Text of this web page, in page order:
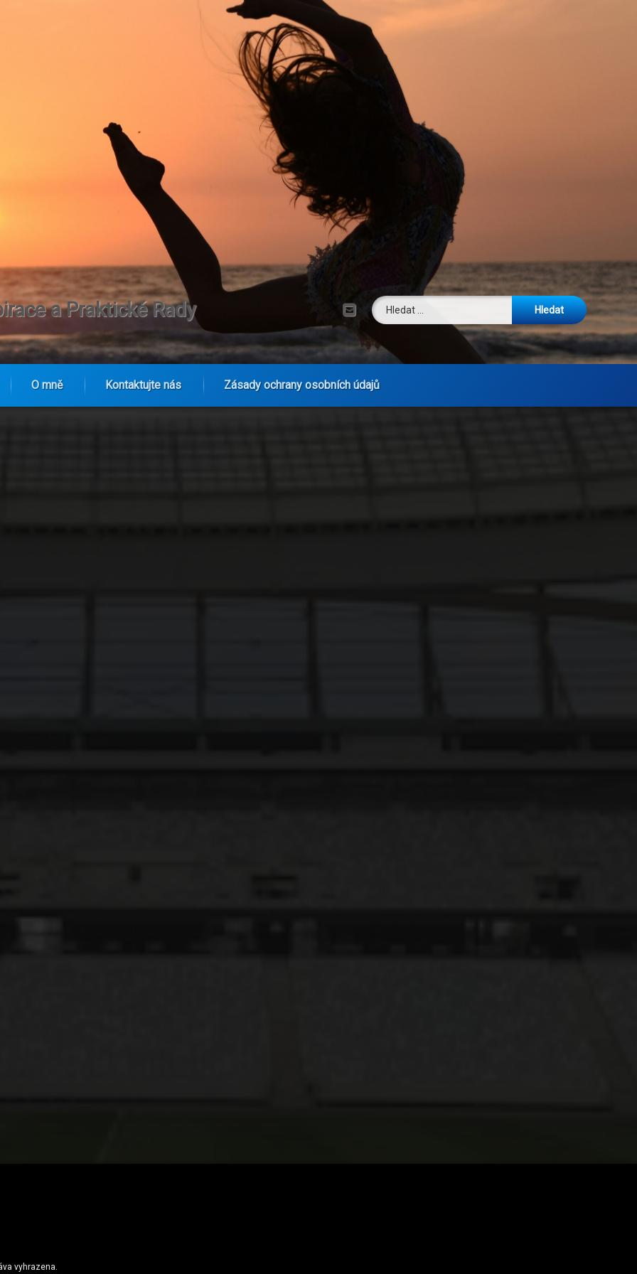
a Praktické Rady Tel: E-mail
Vyhledávání
O mně Kontaktujte nás Zásady ochrany osobních údajů
klubbens identitet och kulturella arv
vyhrazena.